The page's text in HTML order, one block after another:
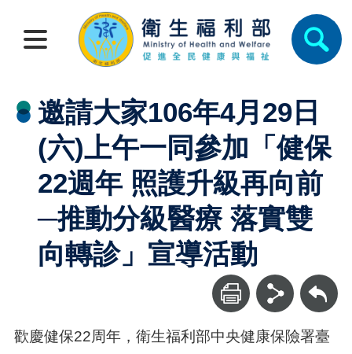
邀請大家106年4月29日
(六)上午一同參加「健保
22週年 照護升級再向前
─推動分級醫療 落實雙
向轉診」宣導活動
回上一頁
歡慶健保22周年，衛生福利部中央健康保險署臺